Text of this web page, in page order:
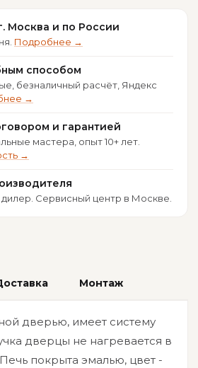
Москва и по России
Подробнее →
способом
безналичный расчёт, Яндекс
→
и гарантией
мастера, опыт 10+ лет.
→
Сервисный центр в Москве.
Монтаж
дверью, имеет систему
дверцы не нагревается в
покрыта эмалью, цвет -